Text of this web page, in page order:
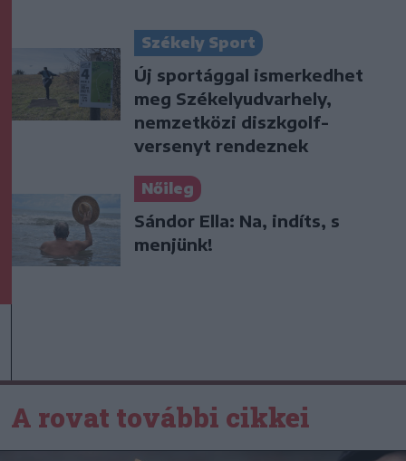
Székely Sport
Új sportággal ismerkedhet
meg Székelyudvarhely,
nemzetközi diszkgolf-
versenyt rendeznek
Nőileg
Sándor Ella: Na, indíts, s
menjünk!
A rovat további cikkei